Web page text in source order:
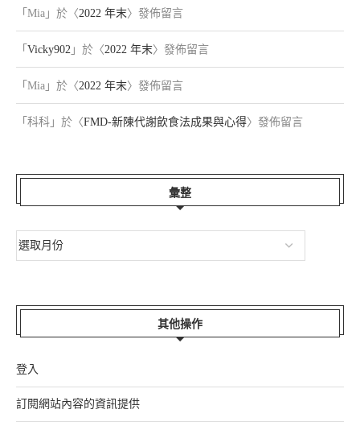
「 Mia 」於〈2022 年末〉發佈留言
「 Vicky902 」於〈2022 年末〉發佈留言
「 Mia 」於〈2022 年末〉發佈留言
「 科科 」於〈FMD-新陳代謝飲食法成果與心得〉發佈留言
彙整
其他操作
登入
訂閱網站內容的資訊提供